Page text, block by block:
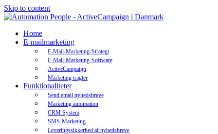
Skip to content
Home
E-mailmarketing
E-Mail-Marketing-Strategi
E-Mail-Marketing-Software
ActiveCampaign
Marketing tragter
Funktionaliteter
Send email nyhedsbreve
Marketing automation
CRM System
SMS-Marketing
Leveringssikkerhed af nyhedsbreve